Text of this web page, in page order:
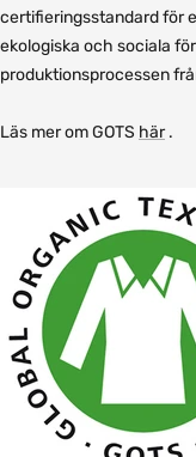
certifieringsstandard för
ekologiska och sociala
produktionsprocessen
Läs mer om GOTS här.